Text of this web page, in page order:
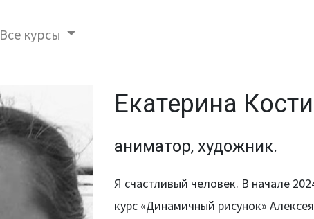
Все курсы
Екатерина
аниматор, художник.
Я счастливый человек. В начале
курс «Динамичный рисунок»